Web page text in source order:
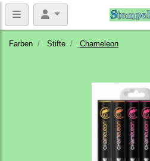
Farben Stifte Chameleon